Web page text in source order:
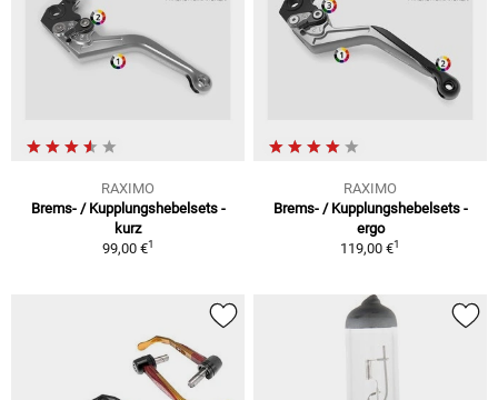
RAXIMO
Brems- / Kupplungshebelsets -
kurz
99,00 €1
RAXIMO
Brems- / Kupplungshebelsets -
ergo
119,00 €1